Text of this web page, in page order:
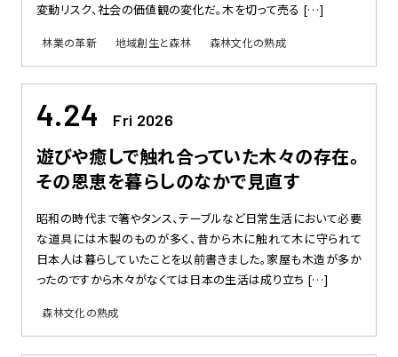
変動リスク、社会の価値観の変化だ。木を切って売る […]
林業の革新 地域創生と森林 森林文化の熟成
4.24 Fri 2026
遊びや癒しで触れ合っていた木々の存在。
その恩恵を暮らしのなかで見直す
昭和の時代まで箸やタンス、テーブルなど日常生活において必要
な道具には木製のものが多く、昔から木に触れて木に守られて
日本人は暮らしていたことを以前書きました。家屋も木造が多か
ったのですから木々がなくては日本の生活は成り立ち […]
森林文化の熟成